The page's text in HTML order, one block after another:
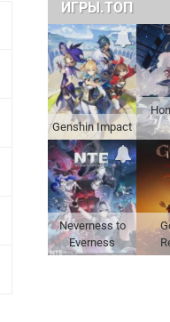
ИГРЫ.ТОП
Genshin Impact
Neverness to
Everness